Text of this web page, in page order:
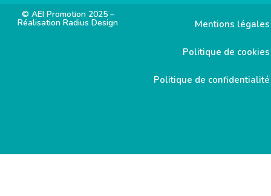
© AEI Promotion 2025 –
Réalisation Radius Design Mentions légales
Politique de cookies
Politique de confidentialité